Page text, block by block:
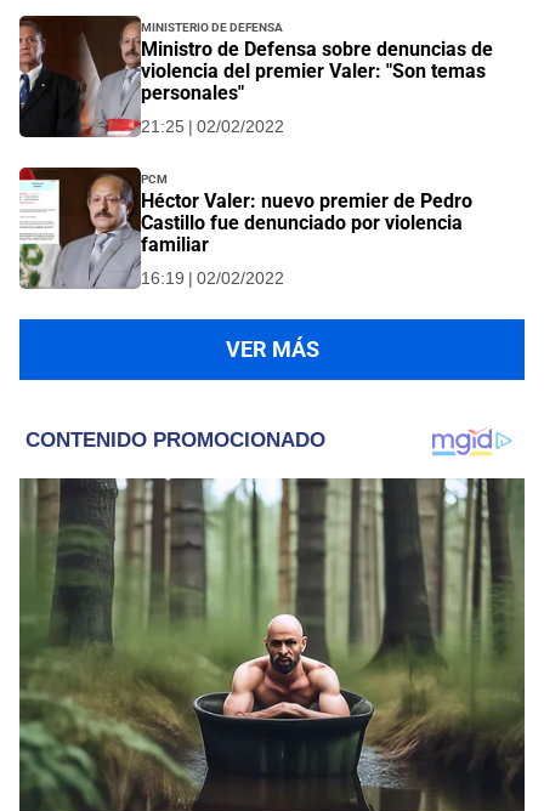
Ministerio de Defensa
Ministro de Defensa sobre denuncias de
violencia del premier Valer: "Son temas
personales"
21:25 | 02/02/2022
PCM
Héctor Valer: nuevo premier de Pedro
Castillo fue denunciado por violencia
familiar
16:19 | 02/02/2022
VER MÁS